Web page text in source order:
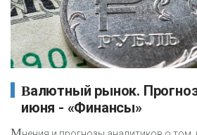
Валютный рынок. Прогноз на 29 мая - 2
июня - «Финансы»